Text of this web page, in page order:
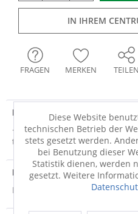
IN IHREM
FRAGEN MERKEN TEILEN
Produktdetails
· sandschwarz · Metall · mit
tunable white (cct), in 3
Produktsicherheit
Produktsicherheit
Diese Website
technischen Betrieb der
stets gesetzt werden.
bei Benutzung dieser
Statistik dienen, werden
gesetzt. Weitere